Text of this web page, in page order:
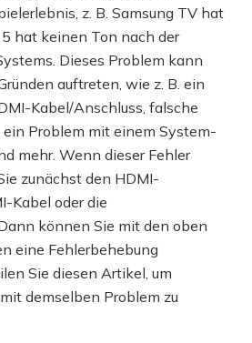
z. B. Samsung TV hat
hat keinen Ton nach der
Dieses Problem kann
auftreten, wie z. B. ein
Kabel/Anschluss, falsche
Problem mit einem System-
mehr. Wenn dieser Fehler
zunächst den HDMI-
Kabel oder die
können Sie mit den oben
eine Fehlerbehebung
Sie diesen Artikel, um
demselben Problem zu